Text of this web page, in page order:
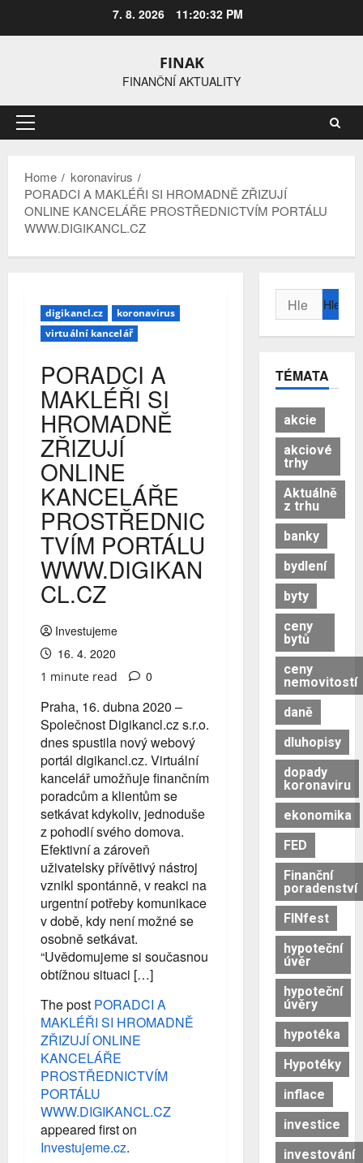
content
7. 8. 2026 11:20:33 PM
FINAK
FINANČNÍ AKTUALITY
Primary
Home
koronavirus
PORADCI A MAKLÉŘI SI HROMADNĚ ZŘIZUJÍ
ONLINE KANCELÁŘE PROSTŘEDNICTVÍM PORTÁLU
WWW.DIGIKANCL.CZ
digikancl.cz
koronavirus
virtuální kancelář
PORADCI A
MAKLÉŘI SI
HROMADNĚ
ZŘIZUJÍ
ONLINE
KANCELÁŘE
PROSTŘEDNIC
TVÍM PORTÁLU
WWW.DIGIKAN
CL.CZ
Investujeme
16. 4. 2020
1 minute read 0
Praha, 16. dubna 2020 –
Společnost Digikancl.cz s.r.o.
dnes spustila nový webový
portál digikancl.cz. Virtuální
kancelář umožňuje finančním
poradcům a klientům se
setkávat kdykoliv, jednoduše
z pohodlí svého domova.
Efektivní a zároveň
uživatelsky přívětivý nástroj
vznikl spontánně, v reakci na
urgentní potřeby komunikace
v době, kdy není možné se
osobně setkávat.
“Uvědomujeme si současnou
obtížnou situaci […]
The post PORADCI A
MAKLÉŘI SI HROMADNĚ
ZŘIZUJÍ ONLINE
KANCELÁŘE
PROSTŘEDNICTVÍM
PORTÁLU
WWW.DIGIKANCL.CZ
appeared first on
Investujeme.cz.
Vyhledávání
TÉMATA
akcie
akciové
trhy
Aktuálně
z trhu
banky
bydlení
byty
ceny
bytů
ceny
nemovitostí
daně
dluhopisy
dopady
koronaviru
ekonomika
FED
Finanční
poradenství
FINfest
hypoteční
úvěr
hypoteční
úvěry
hypotéka
Hypotéky
inflace
investice
investování